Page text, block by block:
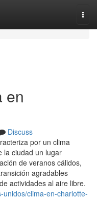
en
Discuss
por un clima
la ciudad un lugar
de veranos cálidos,
agradables
actividades al aire libre.
unidos/clima-en-charlotte-